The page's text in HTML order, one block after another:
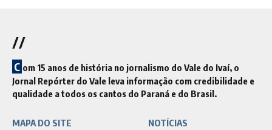
//
C om 15 anos de história no jornalismo do Vale do Ivaí, o
Jornal Repórter do Vale leva informação com credibilidade e
qualidade a todos os cantos do Paraná e do Brasil.
MAPA DO SITE NOTÍCIAS